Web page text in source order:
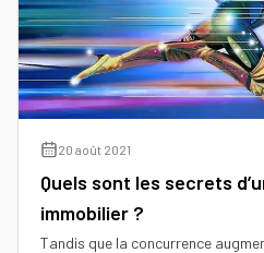
20 août 2021
Quels sont les secrets
immobilier ?
Tandis que la concurrence